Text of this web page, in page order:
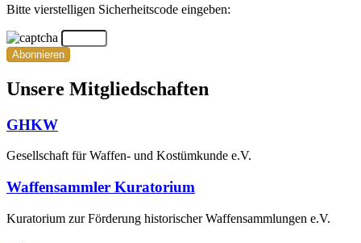
Bitte vierstelligen Sicherheitscode eingeben:
Abonnieren
Unsere Mitgliedschaften
GHKW
Gesellschaft für Waffen- und Kostümkunde e.V.
Waffensammler Kuratorium
Kuratorium zur Förderung historischer Waffensammlungen e.V.